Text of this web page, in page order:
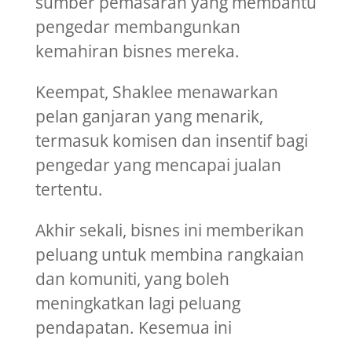
pengedar membangunkan
kemahiran bisnes mereka.
Keempat, Shaklee menawarkan
pelan ganjaran yang menarik,
termasuk komisen dan insentif bagi
pengedar yang mencapai jualan
tertentu.
Akhir sekali, bisnes ini memberikan
peluang untuk membina rangkaian
dan komuniti, yang boleh
meningkatkan lagi peluang
pendapatan. Kesemua ini